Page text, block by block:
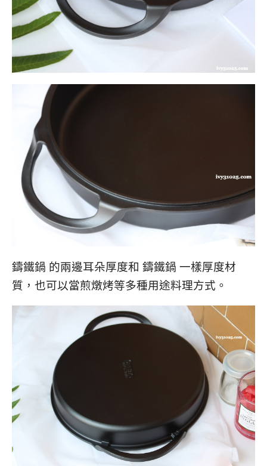
鑄鐵鍋 的兩邊耳朵厚度和 鑄鐵鍋 一樣厚度材
質，也可以當煎燉烤等多種用途料理方式。